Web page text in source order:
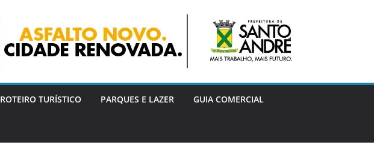
ROTEIRO TURÍSTICO PARQUES E LAZER GUIA COMERCIAL